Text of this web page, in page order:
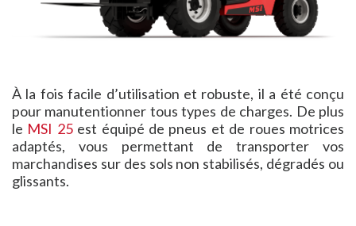
À la fois facile d’utilisation et robuste, il a été conçu
pour manutentionner tous types de charges. De plus
le MSI 25est équipé de pneus et de roues motrices
adaptés, vous permettant de transporter vos
marchandises sur des sols non stabilisés, dégradés ou
glissants.